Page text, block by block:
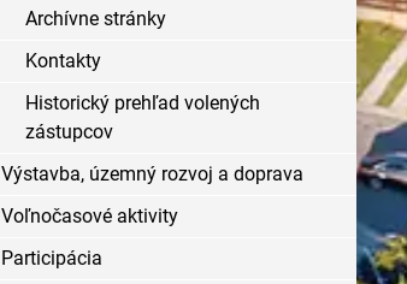
Archívne stránky
Kontakty
Historický prehľad volených
zástupcov
Výstavba, územný rozvoj a doprava
Voľnočasové aktivity
Participácia